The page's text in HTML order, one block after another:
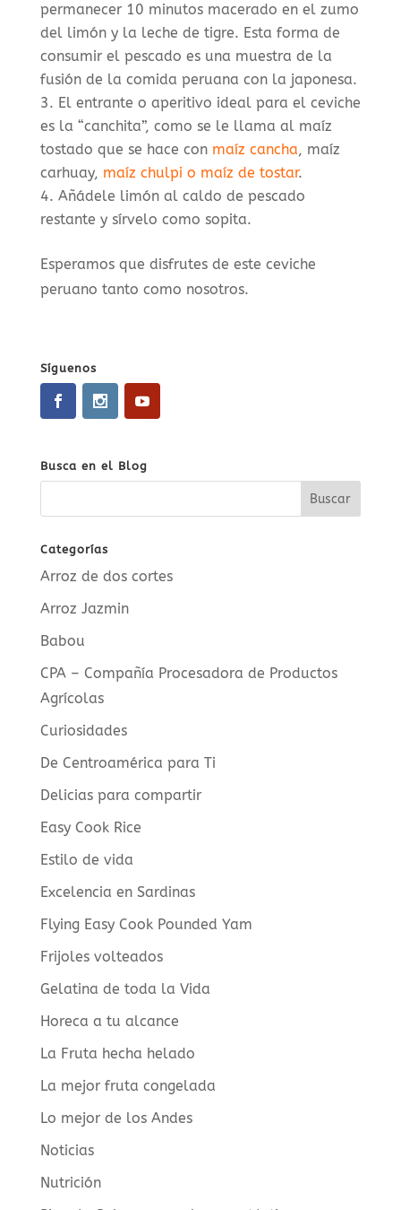
permanecer 10 minutos macerado en el zumo
del limón y la leche de tigre. Esta forma de
consumir el pescado es una muestra de la
fusión de la comida peruana con la japonesa.
El entrante o aperitivo ideal para el ceviche
es la “canchita”, como se le llama al maíz
tostado que se hace con maíz cancha, maíz
carhuay, maíz chulpi o maíz de tostar.
Añádele limón al caldo de pescado
restante y sírvelo como sopita.
Esperamos que disfrutes de este ceviche
peruano tanto como nosotros.
Síguenos
Busca en el Blog
Categorías
Arroz de dos cortes
Arroz Jazmin
Babou
CPA – Compañía Procesadora de Productos
Agrícolas
Curiosidades
De Centroamérica para Ti
Delicias para compartir
Easy Cook Rice
Estilo de vida
Excelencia en Sardinas
Flying Easy Cook Pounded Yam
Frijoles volteados
Gelatina de toda la Vida
Horeca a tu alcance
La Fruta hecha helado
La mejor fruta congelada
Lo mejor de los Andes
Noticias
Nutrición